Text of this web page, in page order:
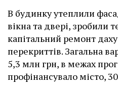
В будинку утеплили
вікна та двері, зробили
капітальний ремонт
перекриттів. Загальна
5,3 млн грн, в межах
профінансувало місто,